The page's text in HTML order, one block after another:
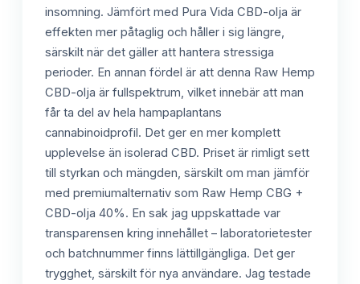
insomning. Jämfört med Pura Vida CBD-olja är
effekten mer påtaglig och håller i sig längre,
särskilt när det gäller att hantera stressiga
perioder. En annan fördel är att denna Raw Hemp
CBD-olja är fullspektrum, vilket innebär att man
får ta del av hela hampaplantans
cannabinoidprofil. Det ger en mer komplett
upplevelse än isolerad CBD. Priset är rimligt sett
till styrkan och mängden, särskilt om man jämför
med premiumalternativ som Raw Hemp CBG +
CBD-olja 40%. En sak jag uppskattade var
transparensen kring innehållet – laboratorietester
och batchnummer finns lättillgängliga. Det ger
trygghet, särskilt för nya användare. Jag testade